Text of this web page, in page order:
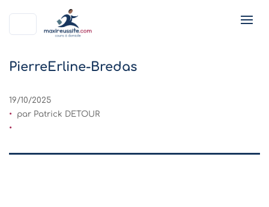
PierreErline-Bredas
19/10/2025
par Patrick DETOUR